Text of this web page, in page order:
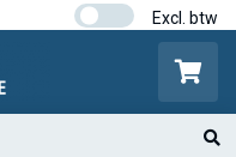
Gratis